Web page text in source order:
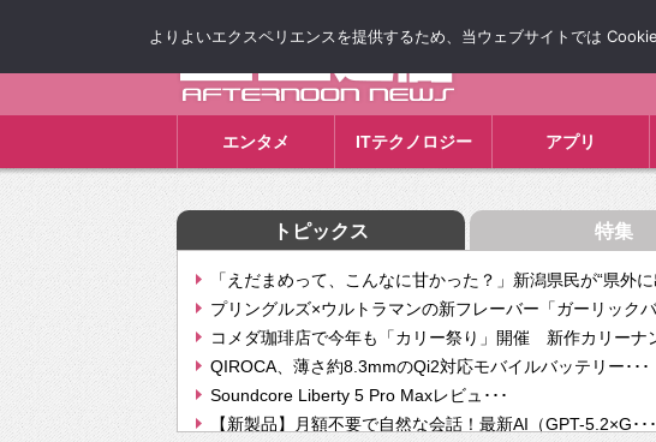
エンタメ ITテクノロジー アプリ
トピックス 特集
「えだまめって、こんなに甘かった？」新潟県民が“県外に
プリングルズ×ウルトラマンの新フレーバー「ガーリック
コメダ珈琲店で今年も「カリー祭り」開催 新作カリーナ
QIROCA、薄さ約8.3mmのQi2対応モバイルバッテリー･･･
Soundcore Liberty 5 Pro Maxレビュ･･･
【新製品】月額不要で自然な会話！最新AI（GPT-5.2×G･･･
よりよいエクスペリエンスを提供するため、当ウェブサイトでは